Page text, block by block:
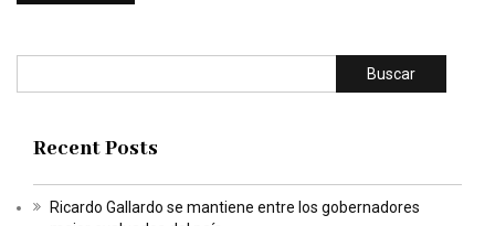
Buscar
Recent Posts
Ricardo Gallardo se mantiene entre los gobernadores